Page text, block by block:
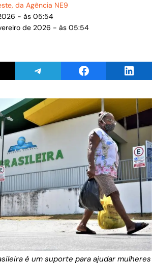
, da Agência NE9
- às 05:54
de 2026 - às 05:54
on ThreadsShare on TelegramShare on Facebook
é um suporte para ajudar mulheres